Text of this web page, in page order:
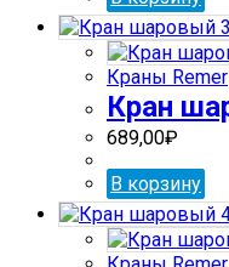
Краны Remer
Кран
689,00₽
В корзину